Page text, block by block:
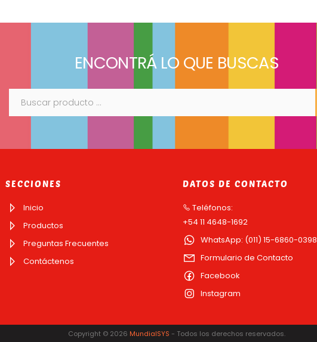
ENCONTRÁ LO QUE BUSCAS
SECCIONES
Inicio
Productos
Preguntas Frecuentes
Contáctenos
DATOS DE CONTACTO
Teléfonos:
+54 11 4648-1692
WhatsApp: (011) 15-6860-0398
Formulario de Contacto
Facebook
Instagram
Copyright © 2026 MundialSYS - Todos los derechos reservados.